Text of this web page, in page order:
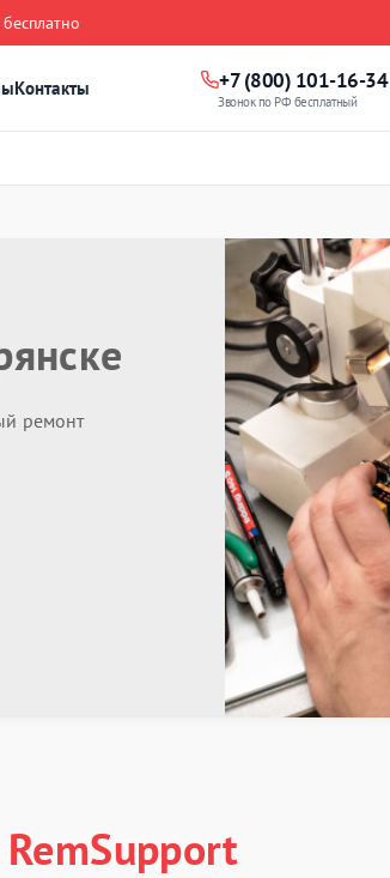
Контакты +7 (800) 101-16-34
Звонок по РФ бесплатный
ремонт
RemSupport